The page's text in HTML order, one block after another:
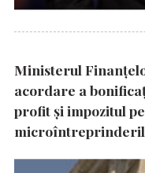
Ministerul
acordare a
profit și impozitul